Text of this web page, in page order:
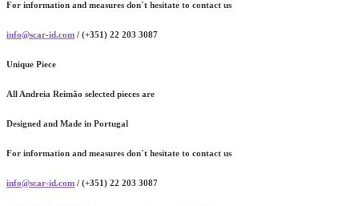
For information and measures don´t hesitate to contact us
info@scar-id.com / (+351) 22 203 3087
Unique Piece
All Andreia Reimão selected pieces are
Designed and Made in Portugal
For information and measures don´t hesitate to contact us
info@scar-id.com / (+351) 22 203 3087